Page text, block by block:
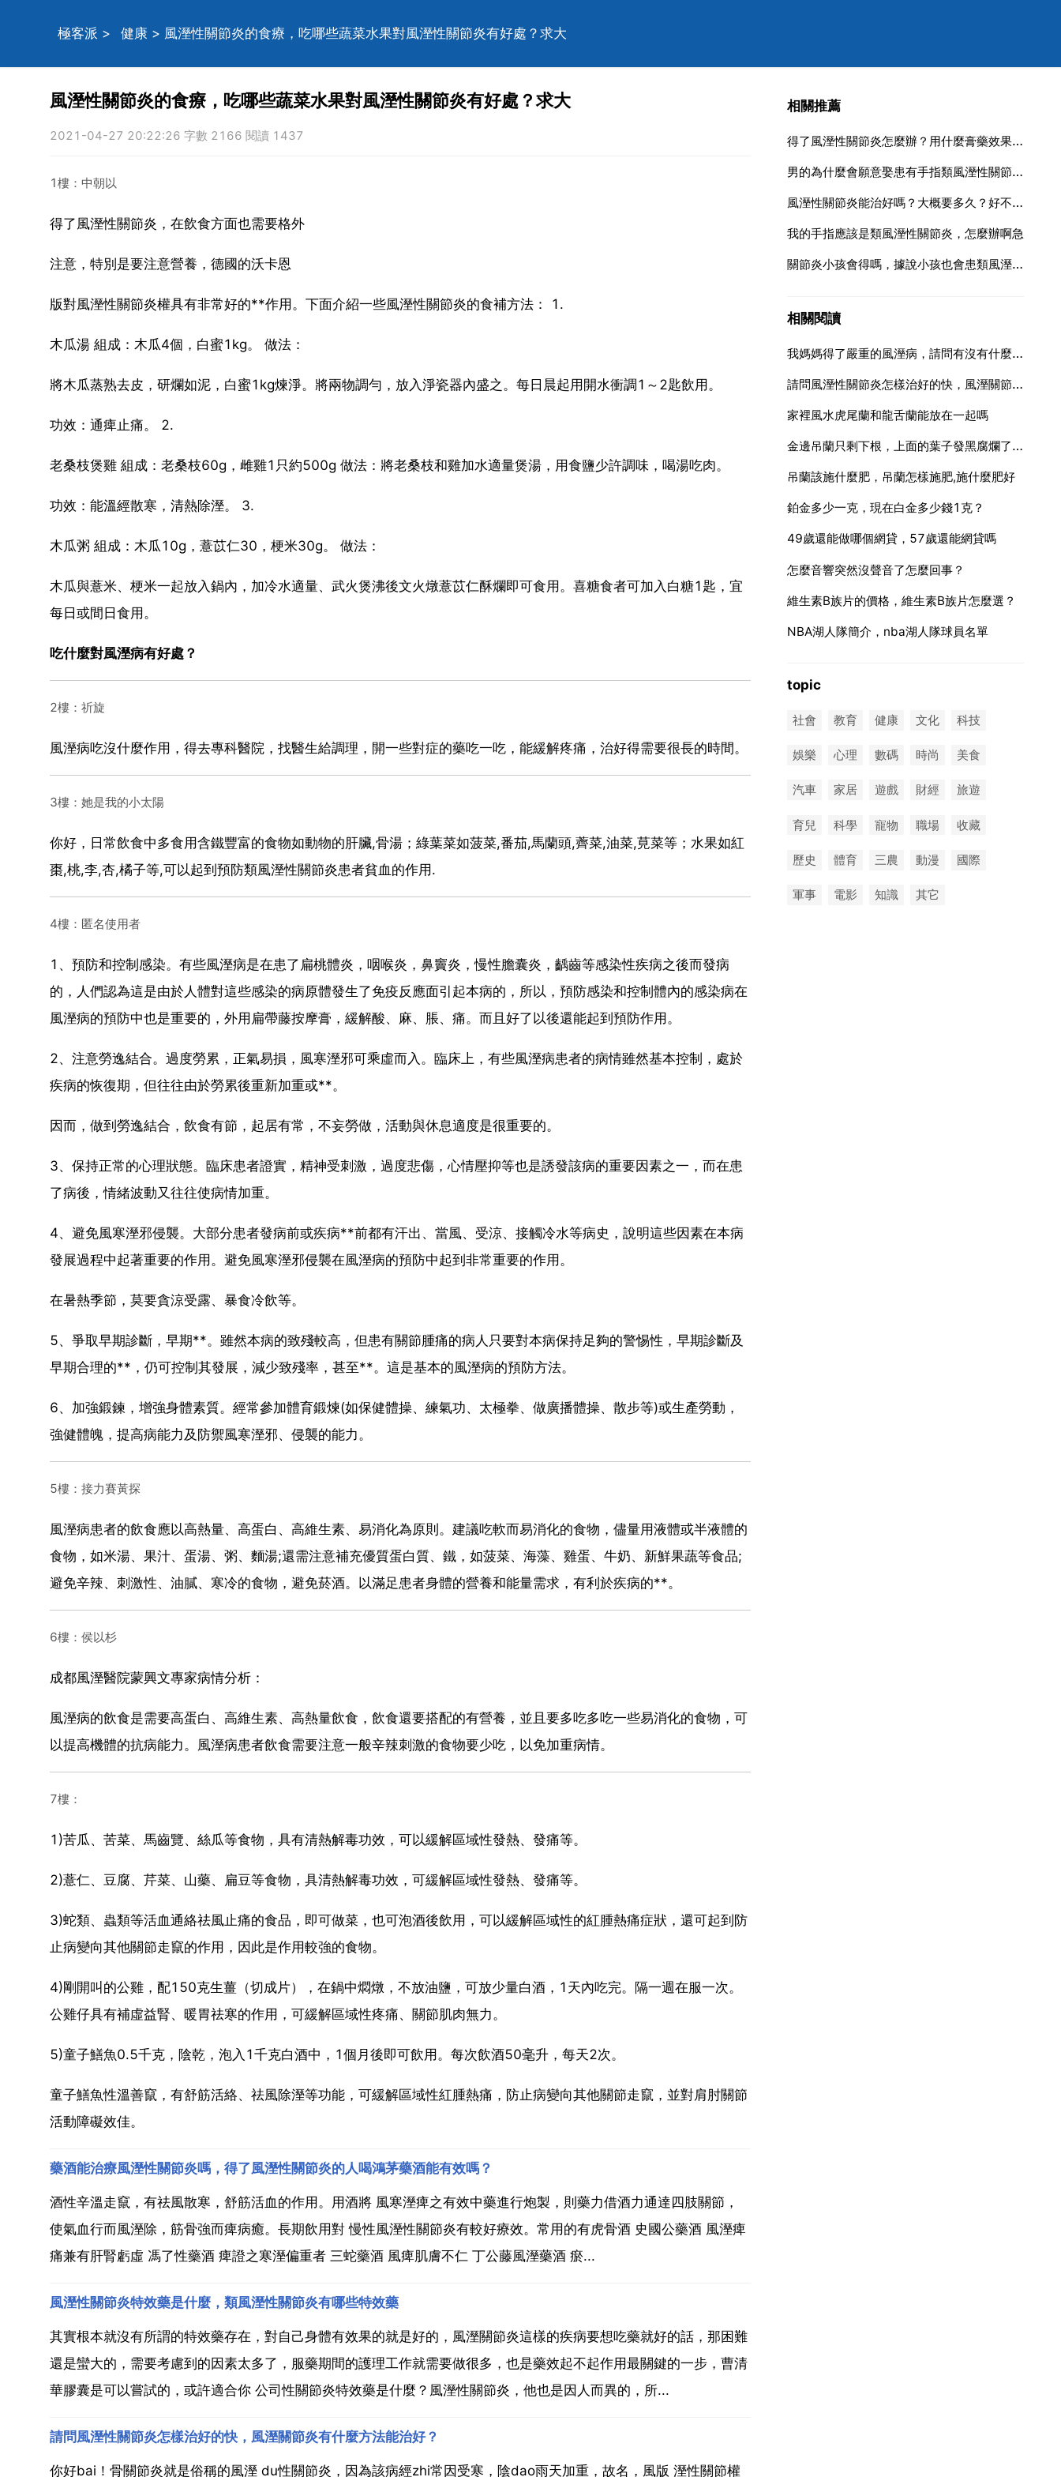
極客派 > 健康 > 風溼性關節炎的食療，吃哪些蔬菜水果對風溼性關節炎有好處？求大
風溼性關節炎的食療，吃哪些蔬菜水果對風溼性關節炎有好處？求大
2021-04-27 20:22:26 字數 2166 閱讀 1437
1樓：中朝以
得了風溼性關節炎，在飲食方面也需要格外
注意，特別是要注意營養，德國的沃卡恩
版對風溼性關節炎權具有非常好的**作用。下面介紹一些風溼性關節炎的食補方法： 1.
木瓜湯 組成：木瓜4個，白蜜1kg。 做法：
將木瓜蒸熟去皮，研爛如泥，白蜜1kg煉淨。將兩物調勻，放入淨瓷器內盛之。每日晨起用開水衝調1～2匙飲用。
功效：通痺止痛。 2.
老桑枝煲雞 組成：老桑枝60g，雌雞1只約500g 做法：將老桑枝和雞加水適量煲湯，用食鹽少許調味，喝湯吃肉。
功效：能溫經散寒，清熱除溼。 3.
木瓜粥 組成：木瓜10g，薏苡仁30，梗米30g。 做法：
木瓜與薏米、梗米一起放入鍋內，加冷水適量、武火煲沸後文火燉薏苡仁酥爛即可食用。喜糖食者可加入白糖1匙，宜
每日或間日食用。
吃什麼對風溼病有好處？
2樓：祈旋
風溼病吃沒什麼作用，得去專科醫院，找醫生給調理，開一些對症的藥吃一吃，能緩解疼痛，治好得需要很長的時間。
3樓：她是我的小太陽
你好，日常飲食中多食用含鐵豐富的食物如動物的肝臟,骨湯；綠葉菜如菠菜,番茄,馬蘭頭,薺菜,油菜,莧菜等；水果如紅
棗,桃,李,杏,橘子等,可以起到預防類風溼性關節炎患者貧血的作用.
4樓：匿名使用者
1、預防和控制感染。有些風溼病是在患了扁桃體炎，咽喉炎，鼻竇炎，慢性膽囊炎，齲齒等感染性疾病之後而發病
的，人們認為這是由於人體對這些感染的病原體發生了免疫反應面引起本病的，所以，預防感染和控制體內的感染病在
風溼病的預防中也是重要的，外用扁帶藤按摩膏，緩解酸、麻、脹、痛。而且好了以後還能起到預防作用。
2、注意勞逸結合。過度勞累，正氣易損，風寒溼邪可乘虛而入。臨床上，有些風溼病患者的病情雖然基本控制，處於
疾病的恢復期，但往往由於勞累後重新加重或**。
因而，做到勞逸結合，飲食有節，起居有常，不妄勞做，活動與休息適度是很重要的。
3、保持正常的心理狀態。臨床患者證實，精神受刺激，過度悲傷，心情壓抑等也是誘發該病的重要因素之一，而在患
了病後，情緒波動又往往使病情加重。
4、避免風寒溼邪侵襲。大部分患者發病前或疾病**前都有汗出、當風、受涼、接觸冷水等病史，說明這些因素在本病
發展過程中起著重要的作用。避免風寒溼邪侵襲在風溼病的預防中起到非常重要的作用。
在暑熱季節，莫要貪涼受露、暴食冷飲等。
5、爭取早期診斷，早期**。雖然本病的致殘較高，但患有關節腫痛的病人只要對本病保持足夠的警惕性，早期診斷及
早期合理的**，仍可控制其發展，減少致殘率，甚至**。這是基本的風溼病的預防方法。
6、加強鍛鍊，增強身體素質。經常參加體育鍛煉(如保健體操、練氣功、太極拳、做廣播體操、散步等)或生產勞動，
強健體魄，提高病能力及防禦風寒溼邪、侵襲的能力。
5樓：接力賽黃探
風溼病患者的飲食應以高熱量、高蛋白、高維生素、易消化為原則。建議吃軟而易消化的食物，儘量用液體或半液體的
食物，如米湯、果汁、蛋湯、粥、麵湯;還需注意補充優質蛋白質、鐵，如菠菜、海藻、雞蛋、牛奶、新鮮果蔬等食品;
避免辛辣、刺激性、油膩、寒冷的食物，避免菸酒。以滿足患者身體的營養和能量需求，有利於疾病的**。
6樓：侯以杉
成都風溼醫院蒙興文專家病情分析：
風溼病的飲食是需要高蛋白、高維生素、高熱量飲食，飲食還要搭配的有營養，並且要多吃多吃一些易消化的食物，可
以提高機體的抗病能力。風溼病患者飲食需要注意一般辛辣刺激的食物要少吃，以免加重病情。
7樓：
1)苦瓜、苦菜、馬齒覽、絲瓜等食物，具有清熱解毒功效，可以緩解區域性發熱、發痛等。
2)薏仁、豆腐、芹菜、山藥、扁豆等食物，具清熱解毒功效，可緩解區域性發熱、發痛等。
3)蛇類、蟲類等活血通絡祛風止痛的食品，即可做菜，也可泡酒後飲用，可以緩解區域性的紅腫熱痛症狀，還可起到防
止病變向其他關節走竄的作用，因此是作用較強的食物。
4)剛開叫的公雞，配150克生薑（切成片），在鍋中燜燉，不放油鹽，可放少量白酒，1天內吃完。隔一週在服一次。
公雞仔具有補虛益腎、暖胃祛寒的作用，可緩解區域性疼痛、關節肌肉無力。
5)童子鱔魚0.5千克，陰乾，泡入1千克白酒中，1個月後即可飲用。每次飲酒50毫升，每天2次。
童子鱔魚性溫善竄，有舒筋活絡、祛風除溼等功能，可緩解區域性紅腫熱痛，防止病變向其他關節走竄，並對肩肘關節
活動障礙效佳。
藥酒能治療風溼性關節炎嗎，得了風溼性關節炎的人喝鴻茅藥酒能有效嗎？
酒性辛溫走竄，有祛風散寒，舒筋活血的作用。用酒將 風寒溼痺之有效中藥進行炮製，則藥力借酒力通達四肢關節，
使氣血行而風溼除，筋骨強而痺病癒。長期飲用對 慢性風溼性關節炎有較好療效。常用的有虎骨酒 史國公藥酒 風溼痺
痛兼有肝腎虧虛 馮了性藥酒 痺證之寒溼偏重者 三蛇藥酒 風痺肌膚不仁 丁公藤風溼藥酒 瘀...
風溼性關節炎特效藥是什麼，類風溼性關節炎有哪些特效藥
其實根本就沒有所謂的特效藥存在，對自己身體有效果的就是好的，風溼關節炎這樣的疾病要想吃藥就好的話，那困難
還是蠻大的，需要考慮到的因素太多了，服藥期間的護理工作就需要做很多，也是藥效起不起作用最關鍵的一步，曹清
華膠囊是可以嘗試的，或許適合你 公司性關節炎特效藥是什麼？風溼性關節炎，他也是因人而異的，所...
請問風溼性關節炎怎樣治好的快，風溼關節炎有什麼方法能治好？
你好bai！骨關節炎就是俗稱的風溼 du性關節炎，因為該病經zhi常因受寒，陰dao雨天加重，故名，風版 溼性關節權
相關推薦
得了風溼性關節炎怎麼辦？用什麼膏藥效果好？
男的為什麼會願意娶患有手指類風溼性關節炎的女子他傻嗎還是什麼情況我不明白他明明是可以另做選
風溼性關節炎能治好嗎？大概要多久？好不好治？拜託了各位謝謝
我的手指應該是類風溼性關節炎，怎麼辦啊急
關節炎小孩會得嗎，據說小孩也會患類風溼性關節炎，如何辨別？
相關閱讀
我媽媽得了嚴重的風溼病，請問有沒有什麼好的方法，讓她減少痛苦？我非常愛我媽媽，謝謝您的答案
請問風溼性關節炎怎樣治好的快，風溼關節炎有什麼方法能治好？
家裡風水虎尾蘭和龍舌蘭能放在一起嗎
金邊吊蘭只剩下根，上面的葉子發黑腐爛了，但是根還活著，能長出葉子嗎一
吊蘭該施什麼肥，吊蘭怎樣施肥,施什麼肥好
鉑金多少一克，現在白金多少錢1克？
49歲還能做哪個網貸，57歲還能網貸嗎
怎麼音響突然沒聲音了怎麼回事？
維生素B族片的價格，維生素B族片怎麼選？
NBA湖人隊簡介，nba湖人隊球員名單
topic
社會 教育 健康 文化 科技
娛樂 心理 數碼 時尚 美食
汽車 家居 遊戲 財經 旅遊
育兒 科學 寵物 職場 收藏
歷史 體育 三農 動漫 國際
軍事 電影 知識 其它